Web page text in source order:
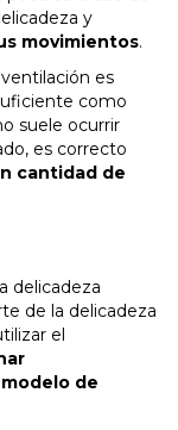
y
movimientos.
es
como
suele ocurrir
es correcto
cantidad de
delicadeza
de la delicadeza
el
de